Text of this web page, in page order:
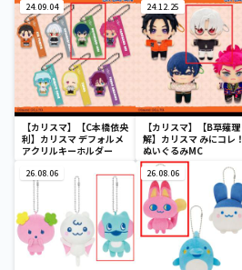
24.09.04
【カリスマ】【C本橋依央
利】カリスマ デフォルメ
アクリルキーホルダー
24.12.25
【カリスマ】【B草薙理
解】カリスマ みにコレ！
ぬいぐるみMC
26.08.06 26.08.06